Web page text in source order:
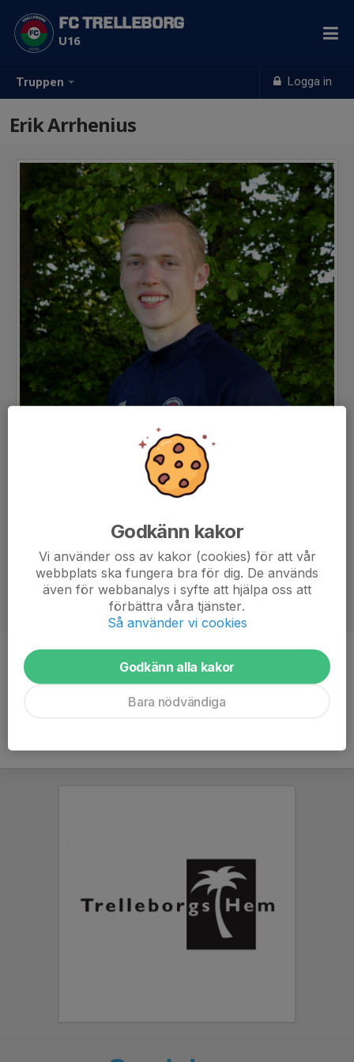
Truppen Logga in
FC TRELLEBORG
U16
Erik Arrhenius
Titel Ansvarig Tränare
Godkänn kakor
Vi använder oss av kakor (cookies) för att vår
webbplats ska fungera bra för dig. De används
även för webbanalys i syfte att hjälpa oss att
förbättra våra tjänster.
Så använder vi cookies
Godkänn alla kakor
Bara nödvändiga